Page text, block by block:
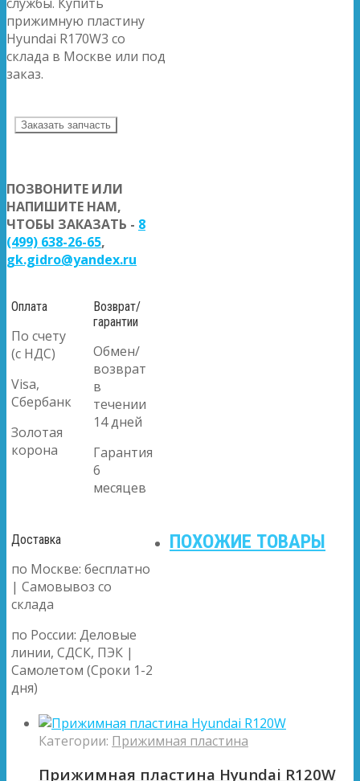
прижимную пластину
Hyundai R170W3 со
склада в Москве или под
заказ.
Заказать запчасть
ПОЗВОНИТЕ ИЛИ
НАПИШИТЕ НАМ,
ЧТОБЫ ЗАКАЗАТЬ - 8
(499) 638-26-65,
gk.gidro@yandex.ru
Оплата
По счету
(с НДС)
Visa,
Сбербанк
Золотая
корона
Возврат/
гарантии
Обмен/
возврат
в
течении
14 дней
Гарантия
6
месяцев
Доставка
по Москве: бесплатно
| Самовывоз со
склада
по России: Деловые
линии, СДСК, ПЭК |
Самолетом (Сроки 1-2
дня)
ПОХОЖИЕ ТОВАРЫ
Категории: Прижимная пластина
Прижимная пластина Hyundai R120W